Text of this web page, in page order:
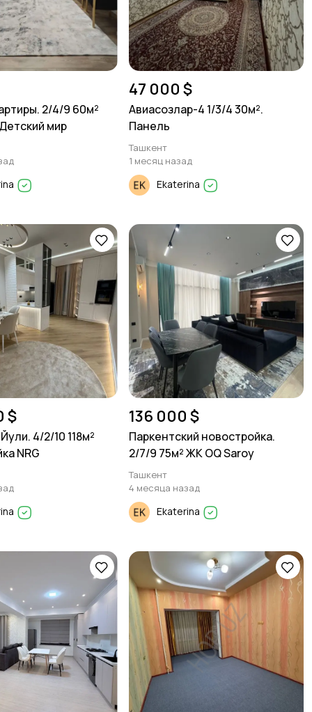
2/4/9 60м²
мир
47 000 $
Авиасозлар-4 1/3/4 30м².
Панель
Ташкент
1 месяц назад
Ekaterina
$
4/2/10 118м²
NRG
136 000 $
Паркентский новостройка.
2/7/9 75м² ЖК OQ Saroy
Ташкент
4 месяца назад
Ekaterina